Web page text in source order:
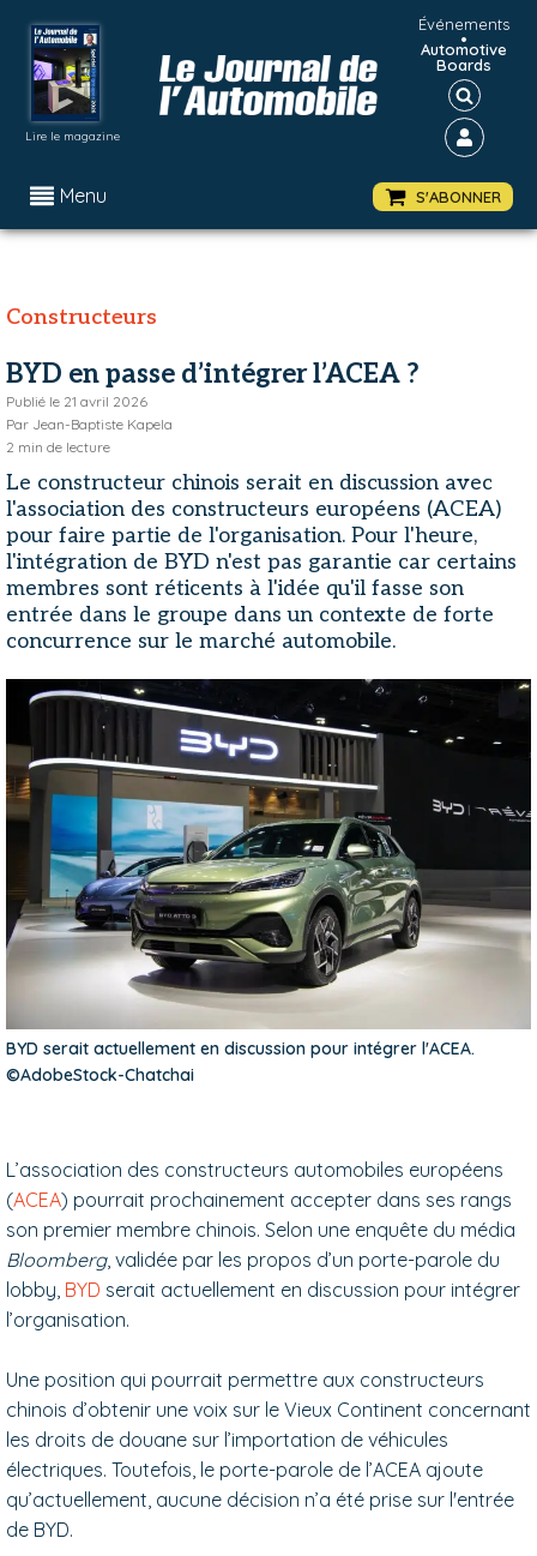
Lire le magazine
Événements
•
Automotive
Boards
Menu S'ABONNER
Constructeurs
BYD en passe d’intégrer l’ACEA ?
Publié le 21 avril 2026
Par Jean-Baptiste Kapela
2 min de lecture
Le constructeur chinois serait en discussion avec
l'association des constructeurs européens (ACEA)
pour faire partie de l'organisation. Pour l'heure,
l'intégration de BYD n'est pas garantie car certains
membres sont réticents à l'idée qu'il fasse son
entrée dans le groupe dans un contexte de forte
concurrence sur le marché automobile.
BYD serait actuellement en discussion pour intégrer l'ACEA.
©AdobeStock-Chatchai
L’association des constructeurs automobiles européens
(ACEA) pourrait prochainement accepter dans ses rangs
son premier membre chinois. Selon une enquête du média
Bloomberg, validée par les propos d’un porte-parole du
lobby, BYD serait actuellement en discussion pour intégrer
l’organisation.
Une position qui pourrait permettre aux constructeurs
chinois d’obtenir une voix sur le Vieux Continent concernant
les droits de douane sur l’importation de véhicules
électriques. Toutefois, le porte-parole de l’ACEA ajoute
qu’actuellement, aucune décision n’a été prise sur l'entrée
de BYD.